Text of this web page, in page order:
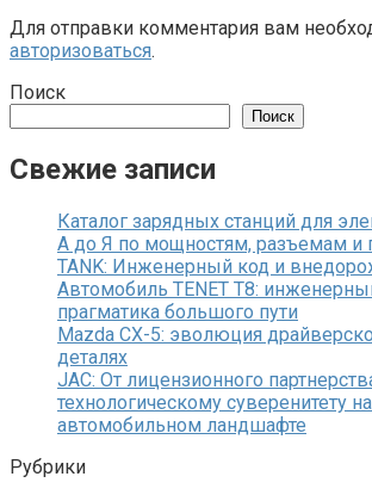
Для отправки комментария вам
авторизоваться.
Поиск
Поиск
Свежие записи
Каталог зарядных станций для
А до Я по мощностям, разъемам и
TANK: Инженерный код и
Автомобиль TENET T8:
прагматика большого пути
Mazda CX-5: эволюция
деталях
JAC: От лицензионного
технологическому суверенитету
автомобильном ландшафте
Рубрики